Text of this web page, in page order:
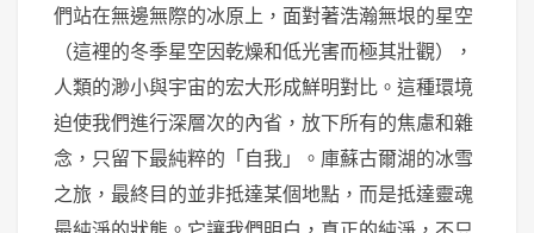
們站在無邊無際的冰原上，面對著浩瀚無垠的星空
（這裡的冬季星空因乾燥和低光害而極其壯觀），
人類的渺小與宇宙的宏大形成鮮明對比。這種環境
迫使我們進行深層次的內省，放下所有的焦慮和雜
念，只留下最純粹的「自我」。庫蘇古爾湖的冰雪
之旅，最終目的並非抵達某個地點，而是抵達靈魂